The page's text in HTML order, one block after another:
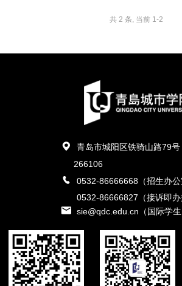
共 2 条, 当前 1-2
青岛市城阳区铁骑山路79号
266106
0532-86666668（招生办公
0532-86666827（接诉即办
sie@qdc.edu.cn（国际学生